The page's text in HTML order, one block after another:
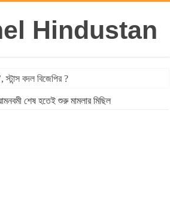
স্টান্স বদল বিজেপির ?
শেষ হতেই শুরু মামলার মিছিল